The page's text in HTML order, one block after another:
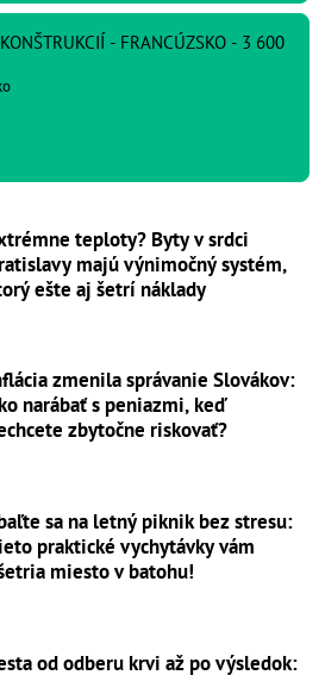
- FRANCÚZSKO - 3 600
teploty? Byty v srdci
majú výnimočný systém,
ešte aj šetrí náklady
zmenila správanie Slovákov:
narábať s peniazmi, keď
zbytočne riskovať?
sa na letný piknik bez stresu:
praktické vychytávky vám
miesto v batohu!
od odberu krvi až po výsledok: